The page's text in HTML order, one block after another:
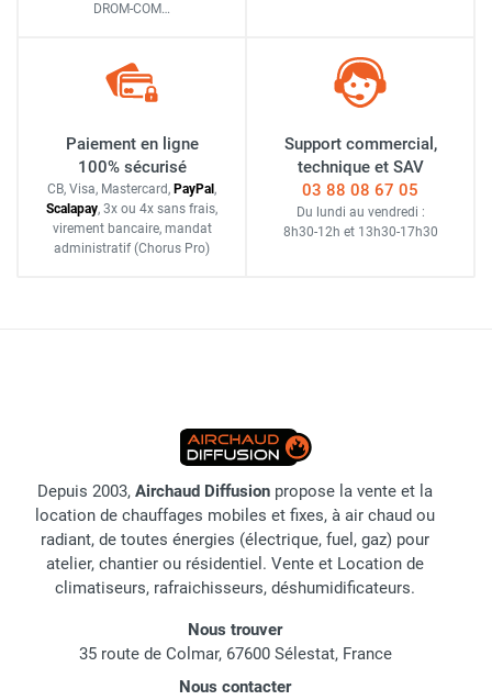
DROM-COM…
Paiement en ligne
100% sécurisé
CB, Visa, Mastercard, PayPal ,
Scalapay, 3x ou 4x sans frais,
virement bancaire, mandat
administratif (Chorus Pro)
Support commercial,
technique et SAV
03 88 08 67 05
Du lundi au vendredi :
8h30-12h et 13h30-17h30
Depuis 2003, Airchaud Diffusion propose la vente et la
location de chauffages mobiles et fixes, à air chaud ou
radiant, de toutes énergies (électrique, fuel, gaz) pour
atelier, chantier ou résidentiel. Vente et Location de
climatiseurs, rafraichisseurs, déshumidificateurs.
Nous trouver
35 route de Colmar, 67600 Sélestat, France
Nous contacter